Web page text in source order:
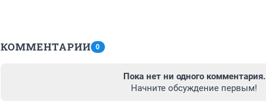
КОММЕНТАРИИ 0
Пока нет ни одного комментария.
Начните обсуждение первым!